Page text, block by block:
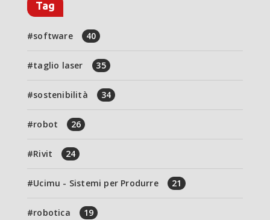
Tag
software 40
taglio laser 35
sostenibilità 34
robot 26
Rivit 24
Ucimu - Sistemi per Produrre 21
robotica 19